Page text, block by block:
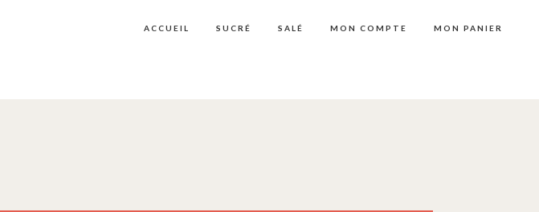
ACCUEIL SUCRÉ SALÉ MON COMPTE MON PANIER